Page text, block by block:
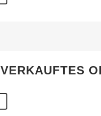
VERKAUFTES